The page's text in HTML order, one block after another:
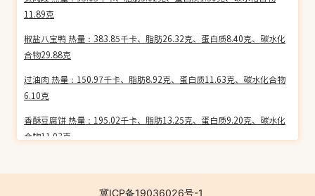
11.89克
椒盐八宝鸭 热量：383.85千卡、脂肪26.32克、蛋白质8.40克、碳水化
合物29.88克
过油肉 热量：150.97千卡、脂肪8.92克、蛋白质11.63克、碳水化合物
6.10克
香酥豆腐饼 热量：195.02千卡、脂肪13.25克、蛋白质9.20克、碳水化
合物11.03克
合物34.07克
冀ICP备19036026号-1